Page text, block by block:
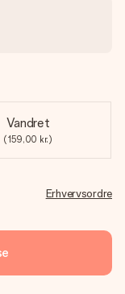
Vandret
(159,00 kr.)
Erhvervsordre